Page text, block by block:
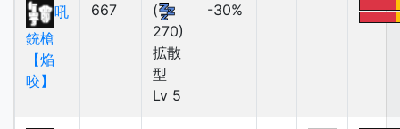
吼
銃槍
【焔
咬】
667
(
270)
拡散
型
Lv 5
-30%